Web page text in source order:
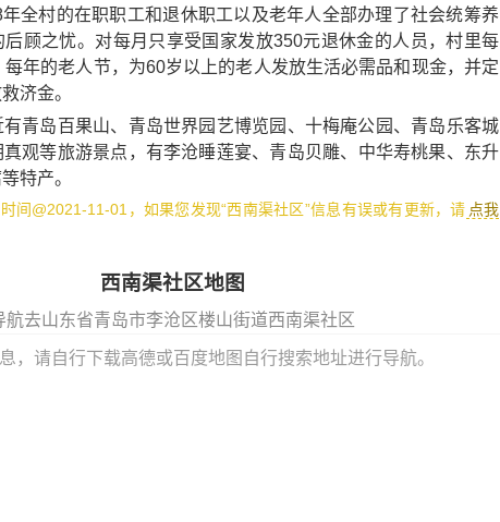
全村的在职职工和退休职工以及老年人全部办理了社会统筹养
顾之忧。对每月只享受国家发放350元退休金的人员，村里每
每年的老人节，为60岁以上的老人发放生活必需品和现金，并定
济金。
青岛百果山、 青岛世界园艺博览园 、 十梅庵公园 、 青岛乐客城
真观等旅游景点，有李沧睡莲宴、 青岛贝雕、 中华寿桃果、 东升
等特产。
@2021-11-01，如果您发现“西南渠社区”信息有误或有更新，请 点我
西南渠社区地图
航去山东省青岛市李沧区楼山街道西南渠社区
，请自行下载高德或百度地图自行搜索地址进行导航。